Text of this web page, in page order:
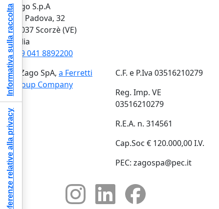
Zago S.p.A
Via Padova, 32
30037 Scorzè (VE)
Italia
+39 041 8892200
© Zago SpA, a Ferretti
Group Company
C.F. e P.Iva 03516210279
Reg. Imp. VE
03516210279
R.E.A. n. 314561
Cap.Soc € 120.000,00 I.V.
PEC: zagospa@pec.it
Le tue preferenze relative alla privacy
Informativa sulla raccolta